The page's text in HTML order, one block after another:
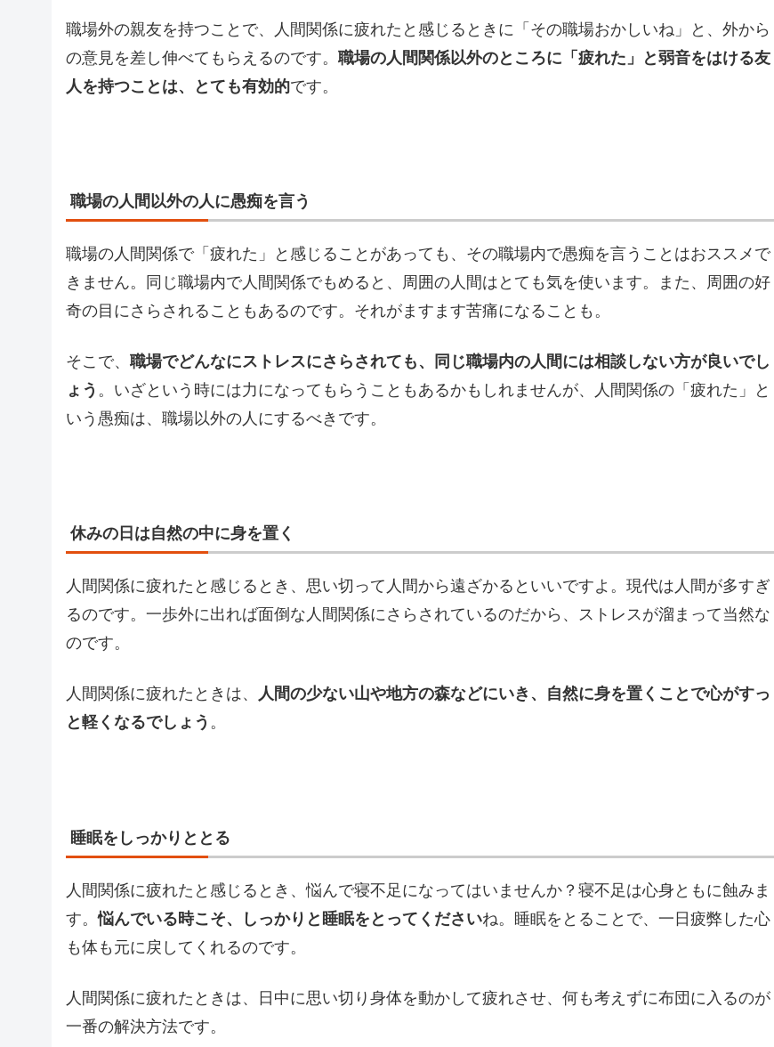
職場外の親友を持つことで、人間関係に疲れたと感じるときに「その職場おかしいね」と、外から
の意見を差し伸べてもらえるのです。 職場の人間関係以外のところに「疲れた」と弱音をはける友
人を持つことは、とても有効的です。
職場の人間以外の人に愚痴を言う
職場の人間関係で「疲れた」と感じることがあっても、その職場内で愚痴を言うことはおススメで
きません。同じ職場内で人間関係でもめると、周囲の人間はとても気を使います。また、周囲の好
奇の目にさらされることもあるのです。それがますます苦痛になることも。
そこで、 職場でどんなにストレスにさらされても、同じ職場内の人間には相談しない方が良いでし
ょう 。いざという時には力になってもらうこともあるかもしれませんが、人間関係の「疲れた」と
いう愚痴は、職場以外の人にするべきです。
休みの日は自然の中に身を置く
人間関係に疲れたと感じるとき、思い切って人間から遠ざかるといいですよ。現代は人間が多すぎ
るのです。一歩外に出れば面倒な人間関係にさらされているのだから、ストレスが溜まって当然な
のです。
人間関係に疲れたときは、 人間の少ない山や地方の森などにいき、自然に身を置くことで心がすっ
と軽くなるでしょう 。
睡眠をしっかりととる
人間関係に疲れたと感じるとき、悩んで寝不足になってはいませんか？寝不足は心身ともに蝕みま
す。悩んでいる時こそ、しっかりと睡眠をとってくださいね。睡眠をとることで、一日疲弊した心
も体も元に戻してくれるのです。
人間関係に疲れたときは、日中に思い切り身体を動かして疲れさせ、何も考えずに布団に入るのが
一番の解決方法です。